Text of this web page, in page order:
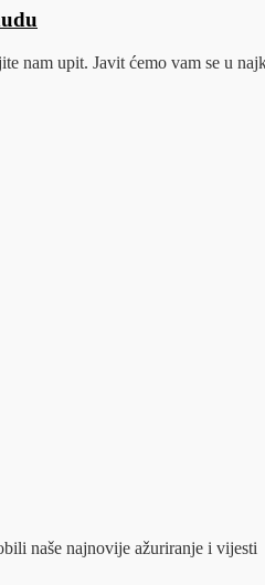
nam upit. Javit ćemo vam se u
naše najnovije ažuriranje i vijesti